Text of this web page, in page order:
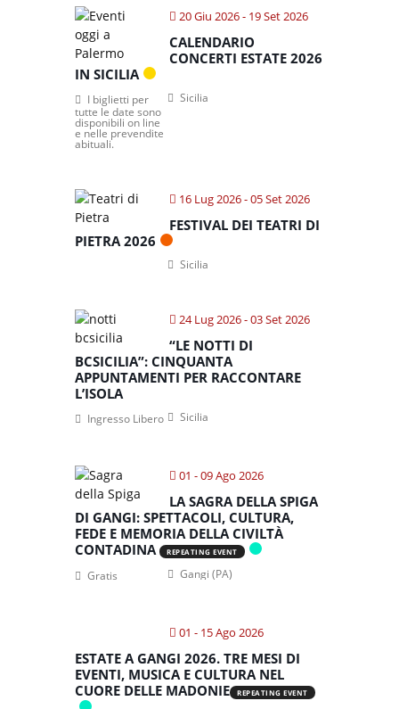
20 Giu 2026- 19 Set 2026
CALENDARIO
CONCERTI ESTATE 2026
IN SICILIA
Sicilia
I biglietti per
tutte le date sono
disponibili on line
e nelle prevendite
abituali.
16 Lug 2026- 05 Set 2026
FESTIVAL DEI TEATRI DI
PIETRA 2026
Sicilia
24 Lug 2026- 03 Set 2026
“LE NOTTI DI
BCSICILIA”: CINQUANTA
APPUNTAMENTI PER RACCONTARE
L’ISOLA
Sicilia
Ingresso Libero
01 - 09 Ago 2026
LA SAGRA DELLA SPIGA
DI GANGI: SPETTACOLI, CULTURA,
FEDE E MEMORIA DELLA CIVILTÀ
CONTADINA
REPEATING EVENT
Gangi (PA)
Gratis
01 - 15 Ago 2026
ESTATE A GANGI 2026. TRE MESI DI
EVENTI, MUSICA E CULTURA NEL
CUORE DELLE MADONIE
REPEATING EVENT